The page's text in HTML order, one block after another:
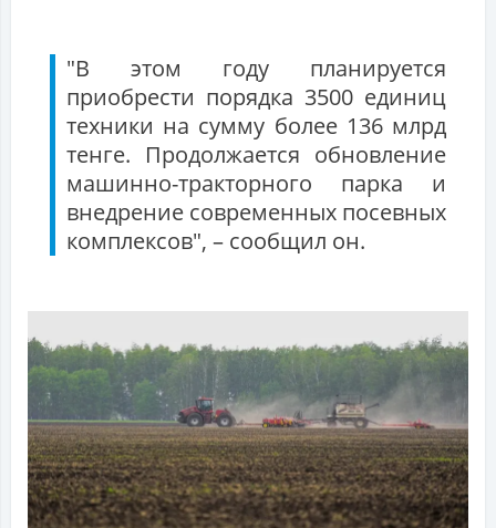
"В этом году планируется
приобрести порядка 3500 единиц
техники на сумму более 136 млрд
тенге. Продолжается обновление
машинно-тракторного парка и
внедрение современных посевных
комплексов", – сообщил он.